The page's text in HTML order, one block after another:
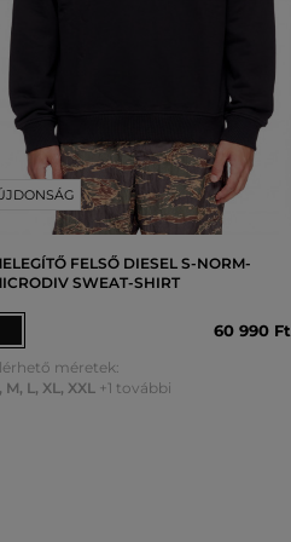
FELSŐ DIESEL S-NORM-
SWEAT-SHIRT
60 990 Ft
méretek:
, M, L , XL , XXL +1 további